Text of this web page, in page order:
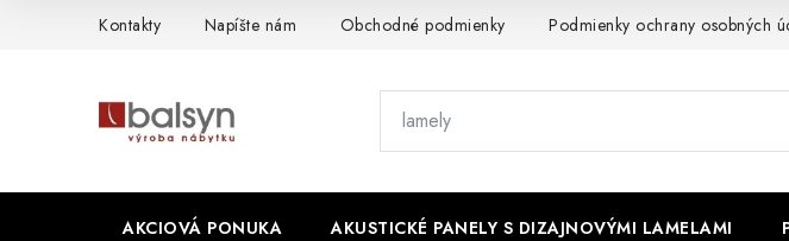
Kontakty Napíšte nám Obchodné podmienky Podmienky ochrany osobných
AKCIOVÁ PONUKA AKUSTICKÉ PANELY S DIZAJNOVÝMI LAMELAMI